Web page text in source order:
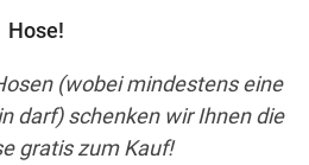
Hose!
(wobei mindestens eine
darf) schenken wir Ihnen die
gratis zum Kauf!